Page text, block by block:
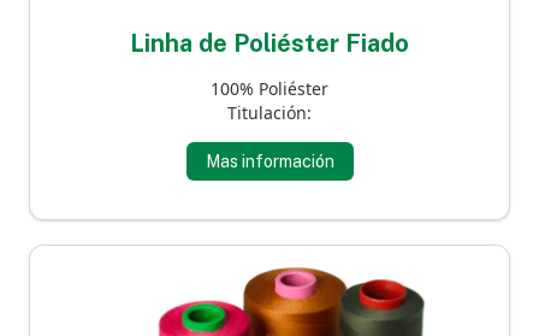
Linha de Poliéster Fiado
100% Poliéster
Titulación:
Mas información